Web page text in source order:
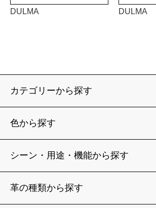
DULMA DULMA
カテゴリーから探す
色から探す
シーン・用途・機能から探す
革の種類から探す